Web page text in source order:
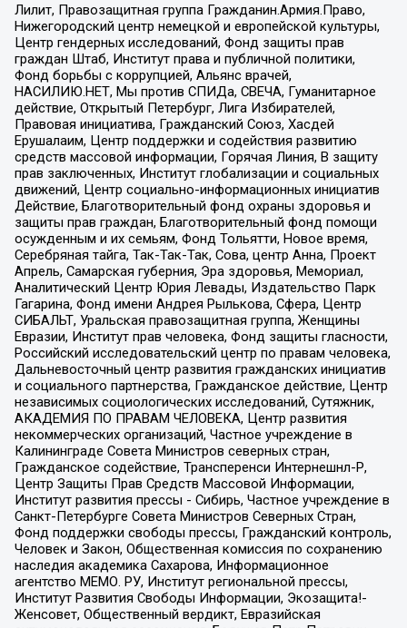
Лилит, Правозащитная группа Гражданин.Армия.Право,
Нижегородский центр немецкой и европейской культуры,
Центр гендерных исследований, Фонд защиты прав
граждан Штаб, Институт права и публичной политики,
Фонд борьбы с коррупцией, Альянс врачей,
НАСИЛИЮ.НЕТ, Мы против СПИДа, СВЕЧА, Гуманитарное
действие, Открытый Петербург, Лига Избирателей,
Правовая инициатива, Гражданский Союз, Хасдей
Ерушалаим, Центр поддержки и содействия развитию
средств массовой информации, Горячая Линия, В защиту
прав заключенных, Институт глобализации и социальных
движений, Центр социально-информационных инициатив
Действие, Благотворительный фонд охраны здоровья и
защиты прав граждан, Благотворительный фонд помощи
осужденным и их семьям, Фонд Тольятти, Новое время,
Серебряная тайга, Так-Так-Так, Сова, центр Анна, Проект
Апрель, Самарская губерния, Эра здоровья, Мемориал,
Аналитический Центр Юрия Левады, Издательство Парк
Гагарина, Фонд имени Андрея Рылькова, Сфера, Центр
СИБАЛЬТ, Уральская правозащитная группа, Женщины
Евразии, Институт прав человека, Фонд защиты гласности,
Российский исследовательский центр по правам человека,
Дальневосточный центр развития гражданских инициатив
и социального партнерства, Гражданское действие, Центр
независимых социологических исследований, Сутяжник,
АКАДЕМИЯ ПО ПРАВАМ ЧЕЛОВЕКА, Центр развития
некоммерческих организаций, Частное учреждение в
Калининграде Совета Министров северных стран,
Гражданское содействие, Трансперенси Интернешнл-Р,
Центр Защиты Прав Средств Массовой Информации,
Институт развития прессы - Сибирь, Частное учреждение в
Санкт-Петербурге Совета Министров Северных Стран,
Фонд поддержки свободы прессы, Гражданский контроль,
Человек и Закон, Общественная комиссия по сохранению
наследия академика Сахарова, Информационное
агентство МЕМО. РУ, Институт региональной прессы,
Институт Развития Свободы Информации, Экозащита!-
Женсовет, Общественный вердикт, Евразийская